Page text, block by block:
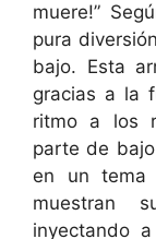
muere!”
pura
bajo. Esta
gracias a la
ritmo a los
parte de
en un tema
muestran
inyectando